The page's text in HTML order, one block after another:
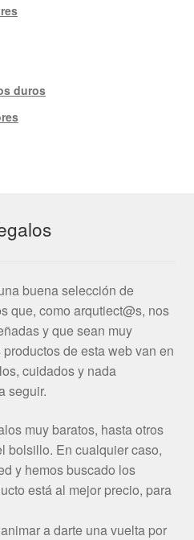
duros
buena selección de
que, como arqutiect@s, nos
y que sean muy
productos de esta web van en
cuidados y nada
seguir.
muy baratos, hasta otros
bolsillo. En cualquier caso,
y hemos buscado los
está al mejor precio, para
a darte una vuelta por